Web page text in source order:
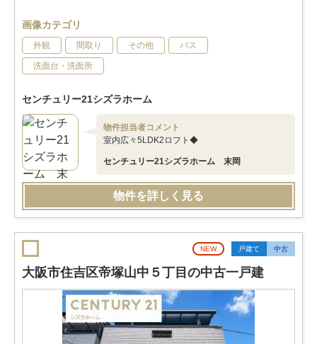
画像カテゴリ
外観 間取り その他 バス
洗面台・洗面所
センチュリー21シズラホーム
物件担当者コメント
室内広々5LDK2ロフト◆
センチュリー21シズラホーム 末岡
物件を詳しく見る
NEW 戸建て 中古
大阪市住吉区帝塚山中５丁目の中古一戸建